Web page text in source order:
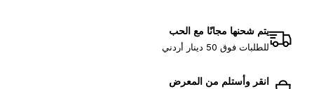
يتم شحنها مجانًا مع الحب
للطلبات فوق 50 دينار أردني
انقر وأستلم من المعرض